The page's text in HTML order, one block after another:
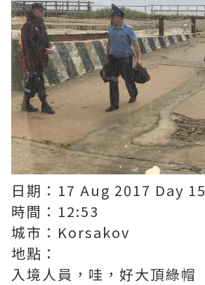
日期：17 Aug 2017 Day 15
時間：12:53
城市：Korsakov
地點：
入境人員，哇，好大頂綠帽